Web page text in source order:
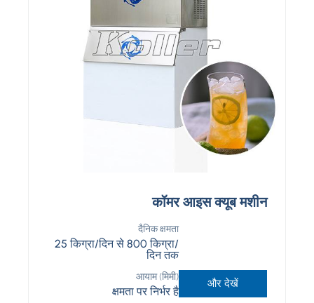
कॉमर आइस क्यूब मशीन
दैनिक क्षमता
25 किग्रा/दिन से 800 किग्रा/
दिन तक
आयाम (मिमी)
क्षमता पर निर्भर है
और देखें